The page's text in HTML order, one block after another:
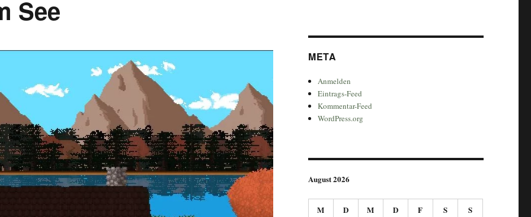
See
META
Anmelden
Eintrags-Feed
Kommentar-Feed
WordPress.org
August 2026
M D M D F S S